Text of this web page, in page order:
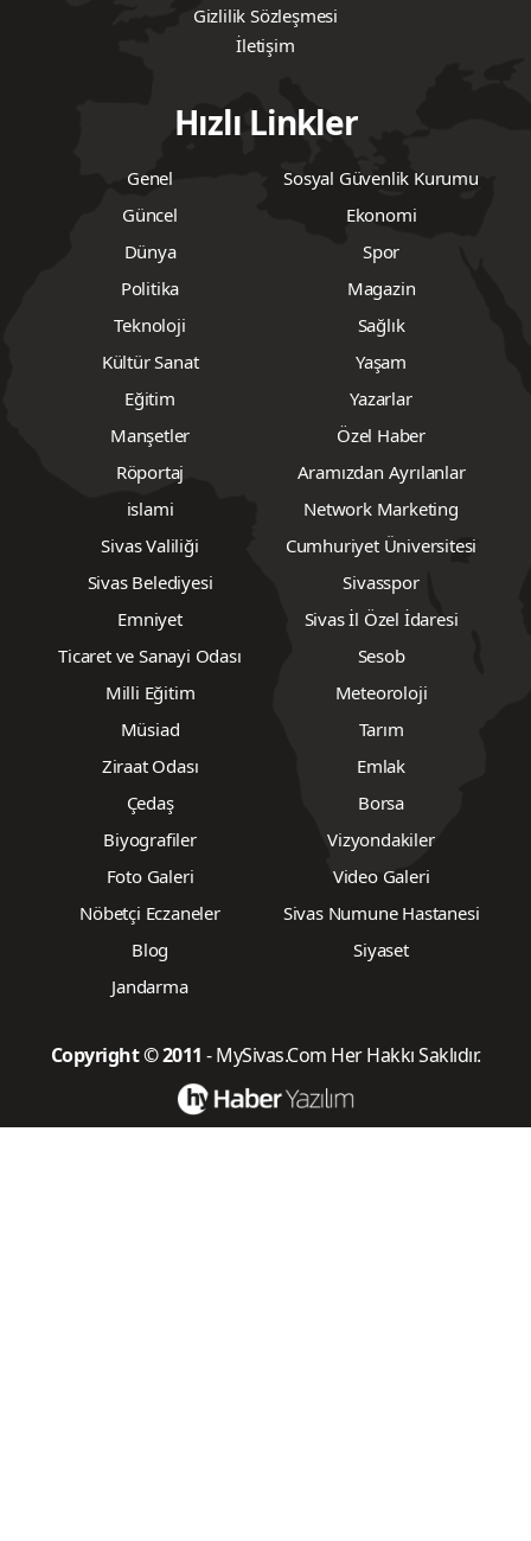
Gizlilik Sözleşmesi
İletişim
Hızlı Linkler
Genel
Sosyal Güvenlik Kurumu
Güncel
Ekonomi
Dünya
Spor
Politika
Magazin
Teknoloji
Sağlık
Kültür Sanat
Yaşam
Eğitim
Yazarlar
Manşetler
Özel Haber
Röportaj
Aramızdan Ayrılanlar
islami
Network Marketing
Sivas Valiliği
Cumhuriyet Üniversitesi
Sivas Belediyesi
Sivasspor
Emniyet
Sivas İl Özel İdaresi
Ticaret ve Sanayi Odası
Sesob
Milli Eğitim
Meteoroloji
Müsiad
Tarım
Ziraat Odası
Emlak
Çedaş
Borsa
Biyografiler
Vizyondakiler
Foto Galeri
Video Galeri
Nöbetçi Eczaneler
Sivas Numune Hastanesi
Blog
Siyaset
Jandarma
Copyright © 2011 - MySivas.Com Her Hakkı Saklıdır.